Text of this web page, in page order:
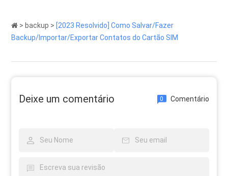
> backup > [2023 Resolvido] Como Salvar/Fazer
Backup/Importar/Exportar Contatos do Cartão SIM
Deixe um comentário 0 Comentário